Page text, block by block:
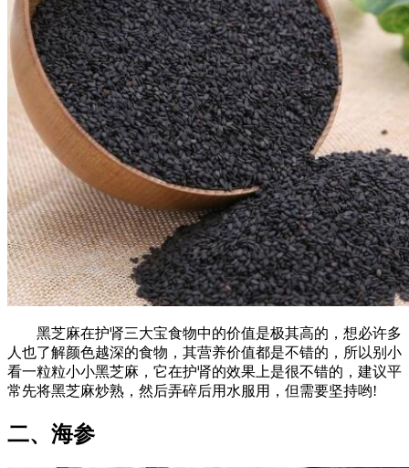
黑芝麻在护肾三大宝食物中的价值是极其高的，想必许多
人也了解颜色越深的食物，其营养价值都是不错的，所以别小
看一粒粒小小黑芝麻，它在护肾的效果上是很不错的，建议平
常先将黑芝麻炒熟，然后弄碎后用水服用，但需要坚持哟!
二、海参